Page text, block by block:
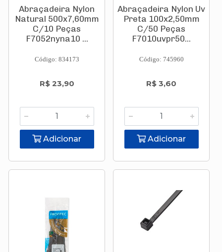
Abraçadeira Nylon
Natural 500x7,60mm
C/10 Peças
F7052nyna10 ...
Código: 834173
R$ 23,90
Adicionar
Abraçadeira Nylon Uv
Preta 100x2,50mm
C/50 Peças
F7010uvpr50...
Código: 745960
R$ 3,60
Adicionar